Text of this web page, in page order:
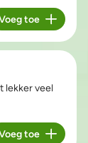
toe
lekker veel
toe